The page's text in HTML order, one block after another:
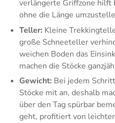
verlängerte Griffzone hilft
ohne die Länge
Teller: Kleine
große Schneeteller
weichen Boden das
machen die Stöcke
Gewicht: Bei jedem
Stöcke mit an, deshalb
über den Tag spürbar
geht, profitiert von